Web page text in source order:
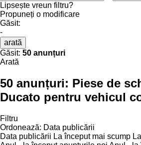
Lipsește vreun filtru?
Propuneți o modificare
Găsit:
-
arată
Găsit: 50 anunțuri
Arată
50 anunțuri: Piese de
Ducato pentru vehicul
Filtru
Ordonează: Data publicării
Data publicării La început mai scump